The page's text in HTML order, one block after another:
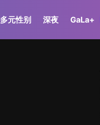
多元性别 深夜 GaLa+